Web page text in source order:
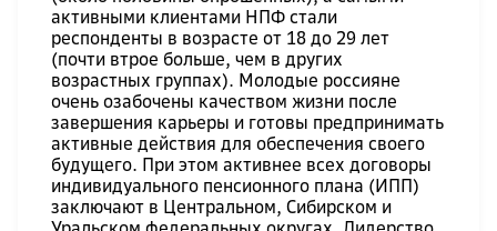
активными клиентами НПФ стали
респонденты в возрасте от 18 до 29 лет
(почти втрое больше, чем в других
возрастных группах). Молодые россияне
очень озабочены качеством жизни после
завершения карьеры и готовы предпринимать
активные действия для обеспечения своего
будущего. При этом активнее всех договоры
индивидуального пенсионного плана (ИПП)
заключают в Центральном, Сибирском и